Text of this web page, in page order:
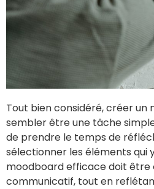
Tout bien considéré, créer un
sembler être une tâche
de prendre le temps de
sélectionner les éléments qui
moodboard efficace doit être
communicatif, tout en